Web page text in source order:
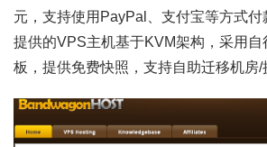
元，支持使用PayPal、支付宝等方式
提供的VPS主机基于KVM架构，采用自
板，提供免费快照，支持自助迁移机房/